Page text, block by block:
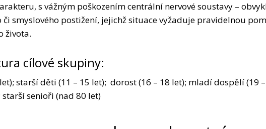
s vážným poškozením centrální nervové soustavy –
smyslového postižení, jejichž situace vyžaduje pravidelnou
života.
cílové skupiny:
starší děti (11 – 15 let); dorost (16 – 18 let); mladí dospělí (19
starší senioři (nad 80 let)